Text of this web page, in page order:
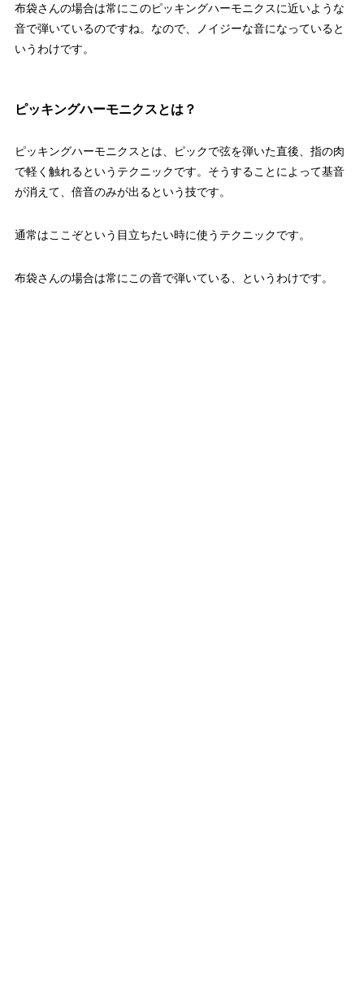
布袋さんの場合は常にこのピッキングハーモニクスに近いような
音で弾いているのですね。なので、ノイジーな音になっていると
いうわけです。
ピッキングハーモニクスとは？
ピッキングハーモニクスとは、ピックで弦を弾いた直後、指の肉
で軽く触れるというテクニックです。そうすることによって基音
が消えて、倍音のみが出るという技です。
通常はここぞという目立ちたい時に使うテクニックです。
布袋さんの場合は常にこの音で弾いている、というわけです。